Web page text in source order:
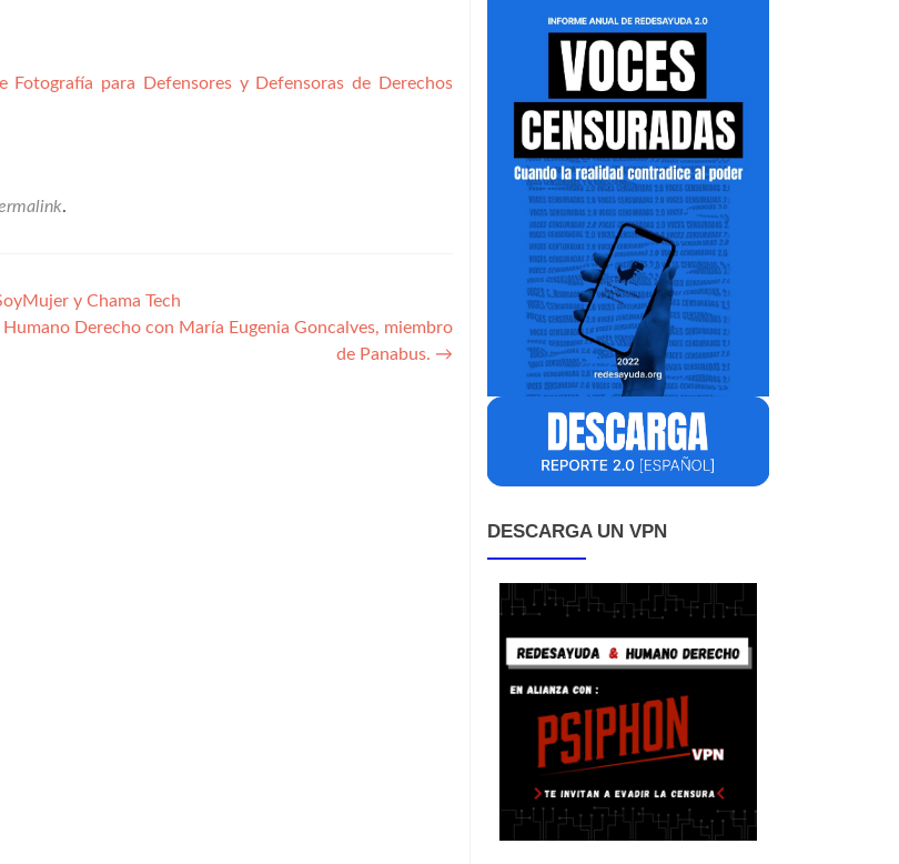
Fotografía para Defensores y Defensoras de Derechos
.
y Chama Tech
Humano Derecho con María Eugenia Goncalves, miembro
de Panabus. →
DESCARGA UN VPN